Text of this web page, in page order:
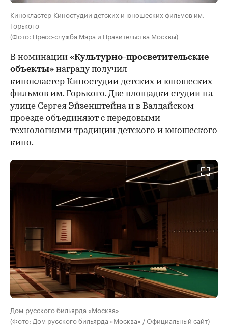
Кинокластер Киностудии детских и юношеских фильмов им.
Горького
(Фото: Пресс-служба Мэра и Правительства Москвы)
В номинации «Культурно-просветительские
объекты» награду получил
кинокластер Киностудии детских и юношеских
фильмов им. Горького. Две площадки студии на
улице Сергея Эйзенштейна и в Валдайском
проезде объединяют с передовыми
технологиями традиции детского и юношеского
кино.
Дом русского бильярда «Москва»
(Фото: Дом русского бильярда «Москва» / Официальный сайт)